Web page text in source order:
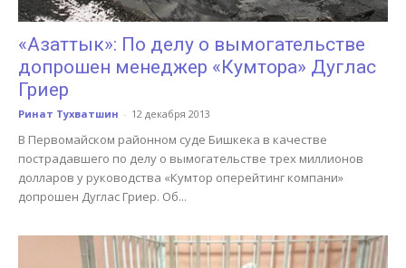
«Азаттык»: По делу о вымогательстве
допрошен менеджер «Кумтора» Дуглас
Гриер
Ринат Тухватшин - 12 декабря 2013
В Первомайском районном суде Бишкека в качестве
пострадавшего по делу о вымогательстве трех миллионов
долларов у руководства «Кумтор оперейтинг компани»
допрошен Дуглас Гриер. Об...